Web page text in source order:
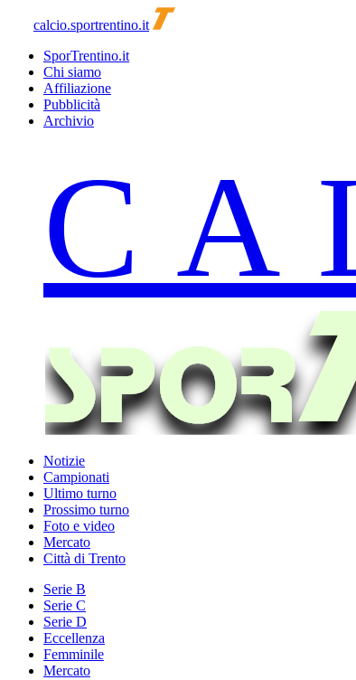
calcio.sportrentino.it
SporTrentino.it
Chi siamo
Affiliazione
Pubblicità
Archivio
Notizie
Campionati
Ultimo turno
Prossimo turno
Foto e video
Mercato
Città di Trento
Serie B
Serie C
Serie D
Eccellenza
Femminile
Mercato